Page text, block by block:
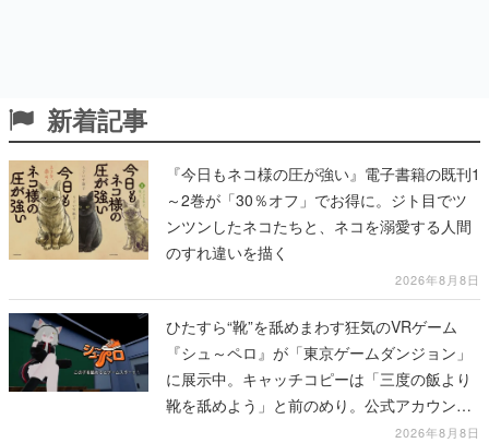
新着記事
『今日もネコ様の圧が強い』電子書籍の既刊1
～2巻が「30％オフ」でお得に。ジト目でツ
ンツンしたネコたちと、ネコを溺愛する人間
のすれ違いを描く
2026年8月8日
ひたすら“靴”を舐めまわす狂気のVRゲーム
『シュ～ペロ』が「東京ゲームダンジョン」
に展示中。キャッチコピーは「三度の飯より
靴を舐めよう」と前のめり。公式アカウント
も開設され、2026年リリースに向けて開発中
2026年8月8日